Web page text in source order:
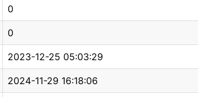
0
0
2023-12-25 05:03:29
2024-11-29 16:18:06